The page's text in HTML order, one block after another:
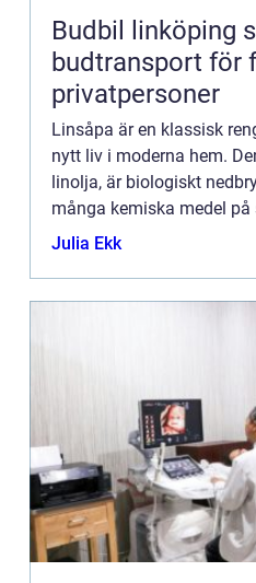
Budbil linköping smidig
budtransport för
privatpersoner
Linsåpa är en klassisk
nytt liv i moderna hem.
linolja, är biologiskt
många kemiska medel
Julia Ekk